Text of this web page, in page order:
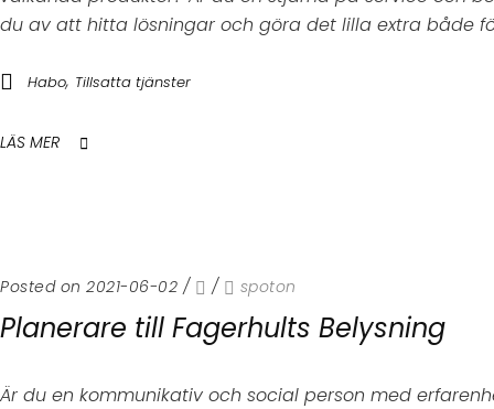
du av att hitta lösningar och göra det lilla extra både
Habo, Tillsatta tjänster
LÄS MER
Posted on 2021-06-02 / / spoton
Planerare till Fagerhults Belysning
Är du en kommunikativ och social person med